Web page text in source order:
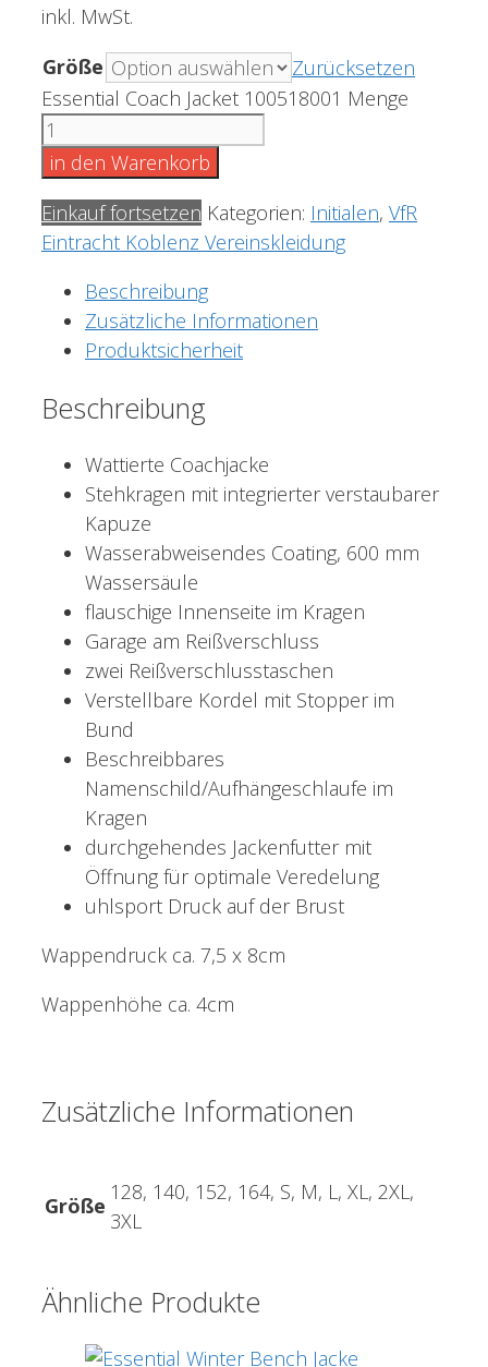
inkl. MwSt.
Größe
Zurücksetzen
Essential Coach Jacket 100518001 Menge
in den Warenkorb
Einkauf fortsetzen Kategorien: Initialen, VfR
Eintracht Koblenz Vereinskleidung
Beschreibung
Zusätzliche Informationen
Produktsicherheit
Beschreibung
Wattierte Coachjacke
Stehkragen mit integrierter verstaubarer
Kapuze
Wasserabweisendes Coating, 600 mm
Wassersäule
flauschige Innenseite im Kragen
Garage am Reißverschluss
zwei Reißverschlusstaschen
Verstellbare Kordel mit Stopper im
Bund
Beschreibbares
Namenschild/Aufhängeschlaufe im
Kragen
durchgehendes Jackenfutter mit
Öffnung für optimale Veredelung
uhlsport Druck auf der Brust
Wappendruck ca. 7,5 x 8cm
Wappenhöhe ca. 4cm
Zusätzliche Informationen
Größe
128, 140, 152, 164, S, M, L, XL, 2XL,
3XL
Ähnliche Produkte